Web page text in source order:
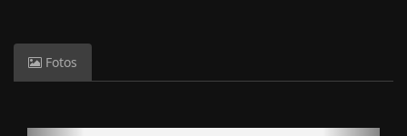
Fotos